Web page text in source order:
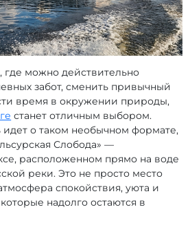
можно действительно
забот, сменить привычный
время в окружении природы,
станет отличным выбором.
идет о таком необычном формате,
Слобода» —
расположенном прямо на воде
реки. Это не просто место
спокойствия, уюта и
надолго остаются в